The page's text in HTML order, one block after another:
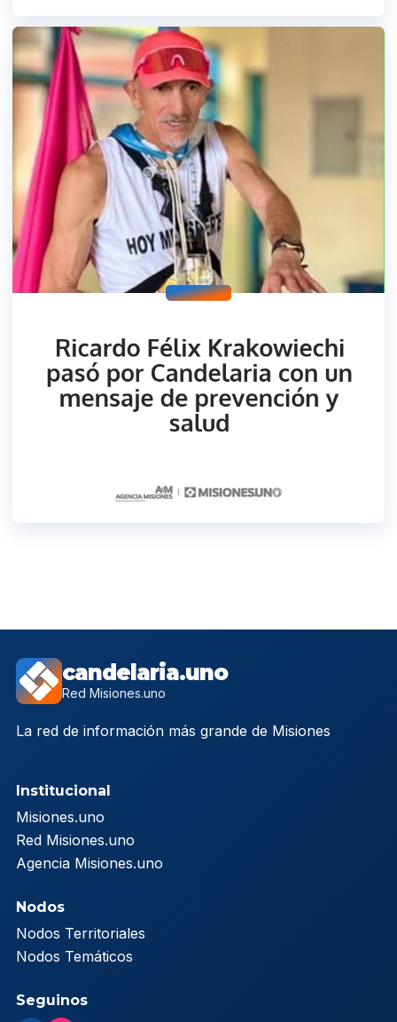
candelaria.uno
Red Misiones.uno
La red de información más grande de Misiones
Institucional
Misiones.uno
Red Misiones.uno
Agencia Misiones.uno
Nodos
Nodos Territoriales
Nodos Temáticos
Seguinos